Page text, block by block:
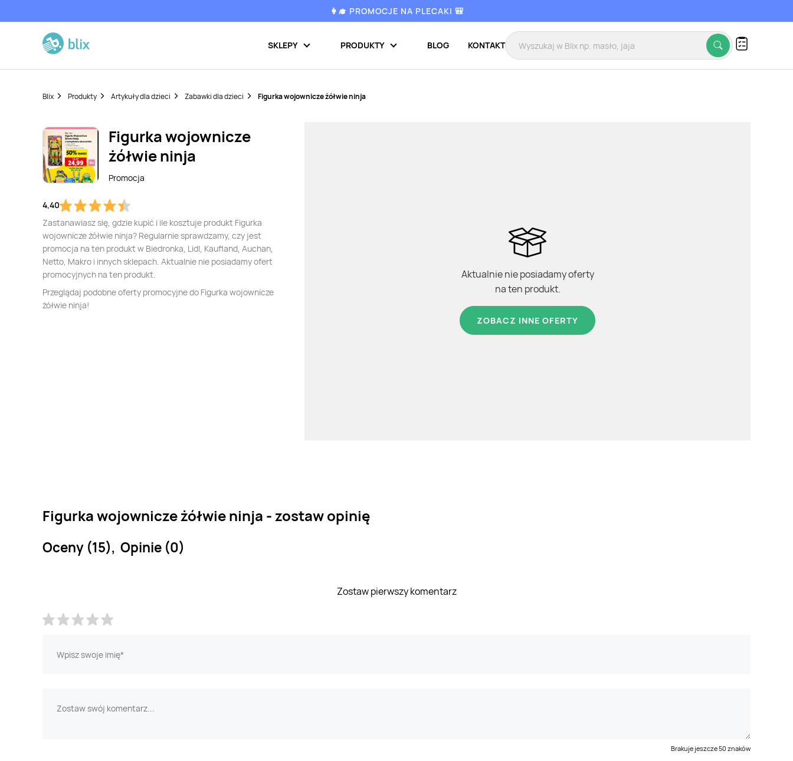
👩‍🎓 PROMOCJE NA PLECAKI 🎒
SKLEPY PRODUKTY BLOG KONTAKT
Blix Produkty Artykuły dla dzieci Zabawki dla dzieci Figurka wojownicze żółwie ninja
Figurka wojownicze
żółwie ninja
Promocja
4,40
Zastanawiasz się, gdzie kupić i ile kosztuje produkt Figurka
wojownicze żółwie ninja? Regularnie sprawdzamy, czy jest
promocja na ten produkt w Biedronka, Lidl, Kaufland, Auchan,
Netto, Makro i innych sklepach. Aktualnie nie posiadamy ofert
promocyjnych na ten produkt.
Przeglądaj podobne oferty promocyjne do Figurka wojownicze
żółwie ninja!
Aktualnie nie posiadamy oferty
na ten produkt.
ZOBACZ INNE OFERTY
Figurka wojownicze żółwie ninja - zostaw opinię
Oceny (15), Opinie (0)
Zostaw pierwszy komentarz
Brakuje jeszcze50 znaków